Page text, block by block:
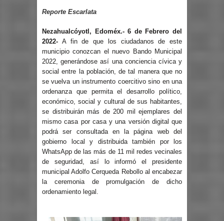
Reporte Escarlata
Nezahualcóyotl, Edoméx.- 6 de Febrero del
2022- A fin de que los ciudadanos de este
municipio conozcan el nuevo Bando Municipal
2022, generándose así una conciencia cívica y
social entre la población, de tal manera que no
se vuelva un instrumento coercitivo sino en una
ordenanza que permita el desarrollo político,
económico, social y cultural de sus habitantes,
se distribuirán más de 200 mil ejemplares del
mismo casa por casa y una versión digital que
podrá ser consultada en la página web del
gobierno local y distribuida también por los
WhatsApp de las más de 11 mil redes vecinales
de seguridad, así lo informó el presidente
municipal Adolfo Cerqueda Rebollo al encabezar
la ceremonia de promulgación de dicho
ordenamiento legal.